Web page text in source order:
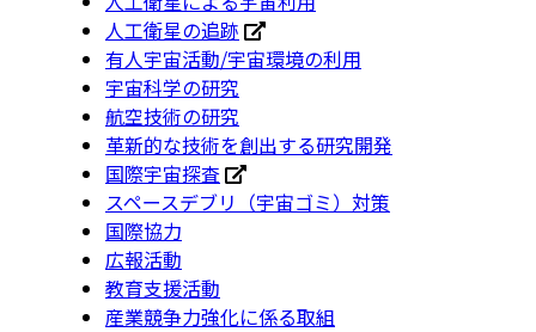
人工衛星の追跡
有人宇宙活動/宇宙環境の利用
宇宙科学の研究
航空技術の研究
革新的な技術を創出する研究開発
国際宇宙探査
スペースデブリ（宇宙ゴミ）対策
国際協力
広報活動
教育支援活動
産業競争力強化に係る取組